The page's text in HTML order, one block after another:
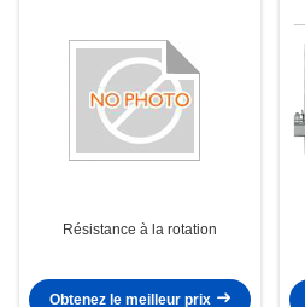
Résistance à la rotation
Obtenez le meilleur prix